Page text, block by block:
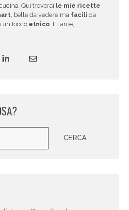
Qui troverai le mie ricette
, belle da vedere ma facili da
un tocco etnico. E tante,
CERCA